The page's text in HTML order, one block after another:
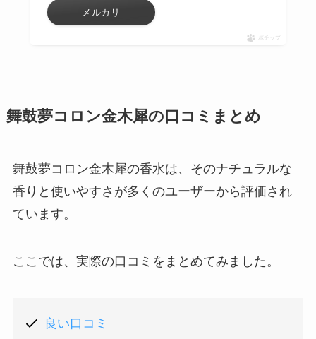
メルカリ
ポチップ
舞鼓夢コロン金木犀の口コミまとめ
舞鼓夢コロン金木犀の香水は、そのナチュラルな
香りと使いやすさが多くのユーザーから評価され
ています。
ここでは、実際の口コミをまとめてみました。
良い口コミ